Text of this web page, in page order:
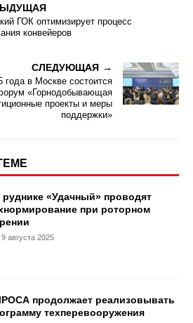
ГОК оптимизирует процесс
конвейеров
СЛЕДУЮЩАЯ
года в Москве состоится
«Горнодобывающая
проекты и меры
поддержки»
руднике «Удачный» проводят
при роторном
9 августа 2025
продолжает реализовывать
техперевооружения